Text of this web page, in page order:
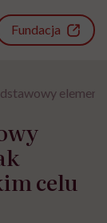
Fundacja
celu